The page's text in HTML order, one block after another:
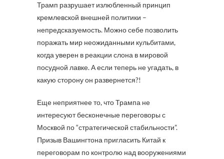
Трамп разрушает излюбленный принцип
кремлевской внешней политики –
непредсказуемость. Можно себе позволить
поражать мир неожиданными кульбитами,
когда уверен в реакции слона в мировой
посудной лавке. А если теперь не угадать, в
какую сторону он развернется?!
Еще неприятнее то, что Трампа не
интересуют бесконечные переговоры с
Москвой по “стратегической стабильности”.
Призыв Вашингтона пригласить Китай к
переговорам по контролю над вооружениями